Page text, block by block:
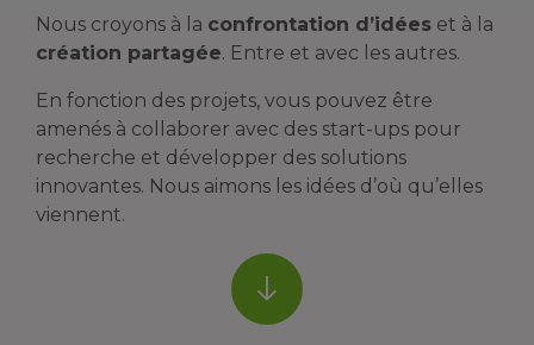
Nous croyons à la confrontation d’idées et à la
création partagée. Entre et avec les autres.
En fonction des projets, vous pouvez être
amenés à collaborer avec des start-ups pour
recherche et développer des solutions
innovantes. Nous aimons les idées d’où qu’elles
viennent.